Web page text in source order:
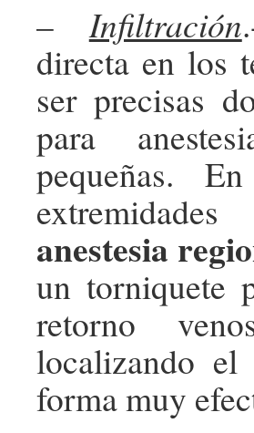
–Infiltración
directa en los
ser precisas
para
pequeñas.
anestesia
un torniquete
retorno
localizando el
forma muy